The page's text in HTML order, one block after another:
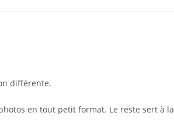
différente.
en tout petit format. Le reste sert à la